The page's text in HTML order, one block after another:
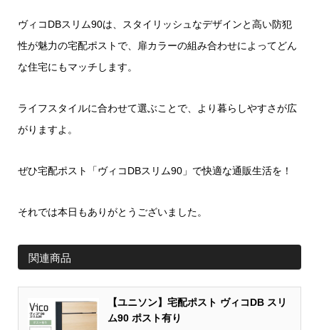
ヴィコDBスリム90は、スタイリッシュなデザインと高い防犯
性が魅力の宅配ポストで、扉カラーの組み合わせによってどん
な住宅にもマッチします。
ライフスタイルに合わせて選ぶことで、より暮らしやすさが広
がりますよ。
ぜひ宅配ポスト「ヴィコDBスリム90」で快適な通販生活を！
それでは本日もありがとうございました。
関連商品
【ユニソン】宅配ポスト ヴィコDB スリ
ム90 ポスト有り